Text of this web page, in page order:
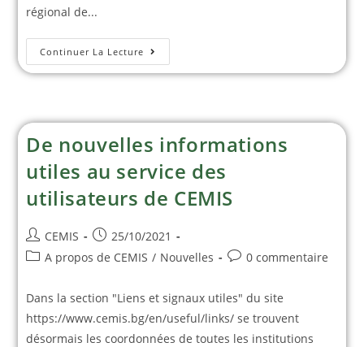
régional de...
Continuer La Lecture
De nouvelles informations
utiles au service des
utilisateurs de CEMIS
CEMIS
25/10/2021
A propos de CEMIS / Nouvelles 0 commentaire
Dans la section "Liens et signaux utiles" du site
https://www.cemis.bg/en/useful/links/ se trouvent
désormais les coordonnées de toutes les institutions